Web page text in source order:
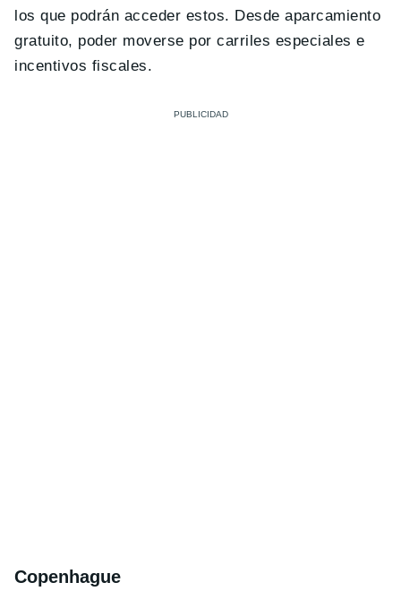
los que podrán acceder estos. Desde aparcamiento
gratuito, poder moverse por carriles especiales e
incentivos fiscales.
Copenhague